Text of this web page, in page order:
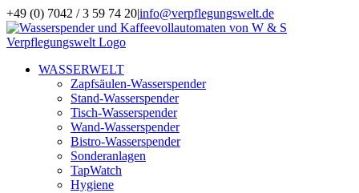
Zum
Inhalt
springen
+49 (0) 7042 / 3 59 74 20|info@verpflegungswelt.de
Facebook
LinkedIn
Xing
Instagram
WASSERWELT
Zapfsäulen-Wasserspender
Stand-Wasserspender
Tisch-Wasserspender
Wand-Wasserspender
Bistro-Wasserspender
Sonderanlagen
TapWatch
Hygiene